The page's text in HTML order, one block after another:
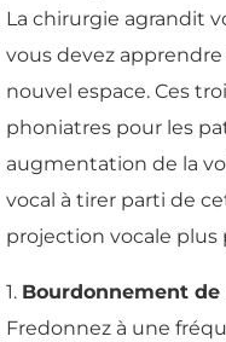
La chirurgie agrandit
vous devez
nouvel espace. Ces
phoniatres pour les
augmentation de la
vocal à tirer parti de
projection vocale plus
1. Bourdonnement
Fredonnez à une